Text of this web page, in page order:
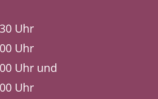
Uhr
Uhr
Uhr und
Uhr